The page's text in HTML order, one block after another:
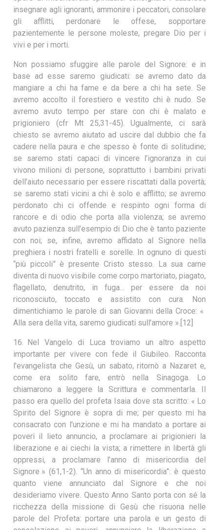
insegnare agli ignoranti, ammonire i peccatori, consolare
gli afflitti, perdonare le offese, sopportare
pazientemente le persone moleste, pregare Dio per i
vivi e per i morti.
Non possiamo sfuggire alle parole del Signore: e in
base ad esse saremo giudicati: se avremo dato da
mangiare a chi ha fame e da bere a chi ha sete. Se
avremo accolto il forestiero e vestito chi è nudo. Se
avremo avuto tempo per stare con chi è malato e
prigioniero (cfr Mt 25,31-45). Ugualmente, ci sarà
chiesto se avremo aiutato ad uscire dal dubbio che fa
cadere nella paura e che spesso è fonte di solitudine;
se saremo stati capaci di vincere l’ignoranza in cui
vivono milioni di persone, soprattutto i bambini privati
dell’aiuto necessario per essere riscattati dalla povertà;
se saremo stati vicini a chi è solo e afflitto; se avremo
perdonato chi ci offende e respinto ogni forma di
rancore e di odio che porta alla violenza; se avremo
avuto pazienza sull’esempio di Dio che è tanto paziente
con noi; se, infine, avremo affidato al Signore nella
preghiera i nostri fratelli e sorelle. In ognuno di questi
“più piccoli” è presente Cristo stesso. La sua carne
diventa di nuovo visibile come corpo martoriato, piagato,
flagellato, denutrito, in fuga… per essere da noi
riconosciuto, toccato e assistito con cura. Non
dimentichiamo le parole di san Giovanni della Croce: «
Alla sera della vita, saremo giudicati sull’amore ».[12]
16. Nel Vangelo di Luca troviamo un altro aspetto
importante per vivere con fede il Giubileo. Racconta
l’evangelista che Gesù, un sabato, ritornò a Nazaret e,
come era solito fare, entrò nella Sinagoga. Lo
chiamarono a leggere la Scrittura e commentarla. Il
passo era quello del profeta Isaia dove sta scritto: « Lo
Spirito del Signore è sopra di me; per questo mi ha
consacrato con l’unzione e mi ha mandato a portare ai
poveri il lieto annuncio, a proclamare ai prigionieri la
liberazione e ai ciechi la vista; a rimettere in libertà gli
oppressi, a proclamare l’anno di misericordia del
Signore » (61,1-2). “Un anno di misericordia”: è questo
quanto viene annunciato dal Signore e che noi
desideriamo vivere. Questo Anno Santo porta con sé la
ricchezza della missione di Gesù che risuona nelle
parole del Profeta: portare una parola e un gesto di